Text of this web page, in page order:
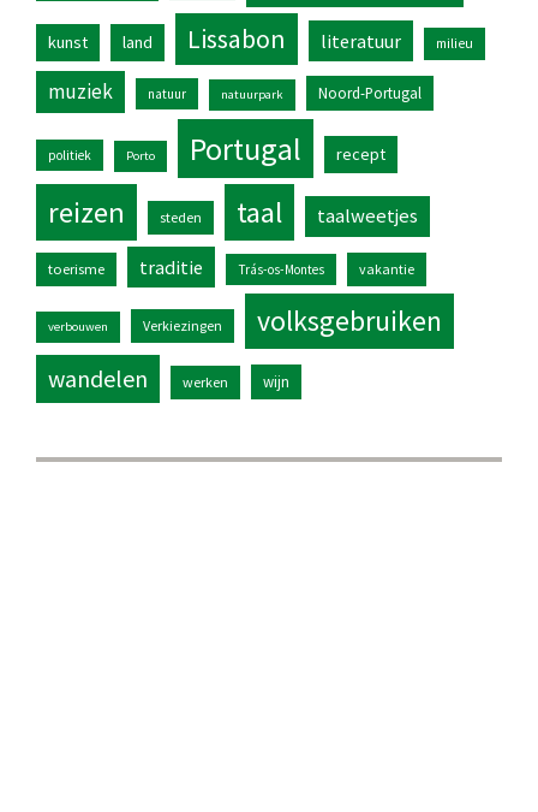
kunst land Lissabon literatuur milieu
muziek natuur natuurpark Noord-Portugal
politiek Porto Portugal recept
reizen steden taal taalweetjes
toerisme traditie Trás-os-Montes vakantie
verbouwen Verkiezingen volksgebruiken
wandelen werken wijn